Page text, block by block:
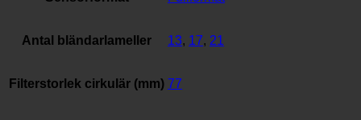
Antal bländarlameller 13, 17, 21
Filterstorlek cirkulär (mm) 77